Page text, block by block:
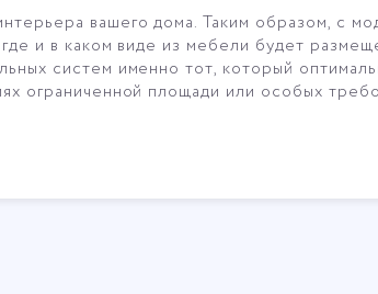
вашего дома. Таким образом, с
и в каком виде из мебели будет
систем именно тот, который
ограниченной площади или особых